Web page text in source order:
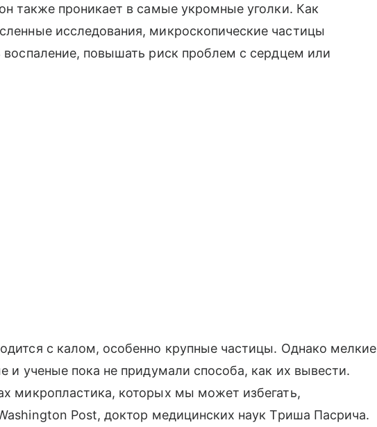
также проникает в самые укромные уголки. Как
исследования, микроскопические частицы
воспаление, повышать риск проблем с сердцем или
с калом, особенно крупные частицы. Однако мелкие
и ученые пока не придумали способа, как их вывести.
микропластика, которых мы может избегать,
Post, доктор медицинских наук Триша Пасрича.